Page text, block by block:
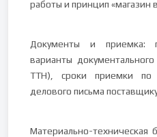
работы и принцип «магазин
Документы и приемка:
варианты
ТТН), сроки приемки
делового письма
Материально-техническая